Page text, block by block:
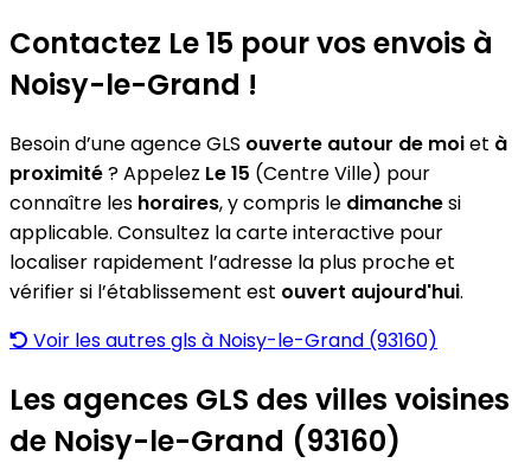
Contactez Le 15 pour vos envois à
Noisy-le-Grand !
Besoin d’une agence GLS ouverte autour de moiet à
proximité? Appelez Le 15 (Centre Ville) pour
connaître les horaires, y compris le dimanchesi
applicable. Consultez la carte interactive pour
localiser rapidement l’adresse la plus proche et
vérifier si l’établissement est ouvert aujourd'hui.
Voir les autres gls à Noisy-le-Grand (93160)
Les agences GLS des villes voisines
de Noisy-le-Grand (93160)